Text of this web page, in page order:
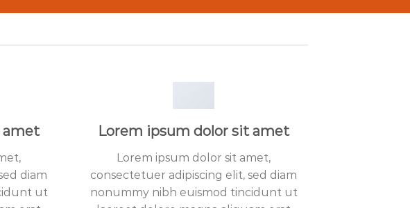
amet
diam
ut
Lorem ipsum dolor sit amet
Lorem ipsum dolor sit amet,
consectetuer adipiscing elit, sed diam
nonummy nibh euismod tincidunt ut